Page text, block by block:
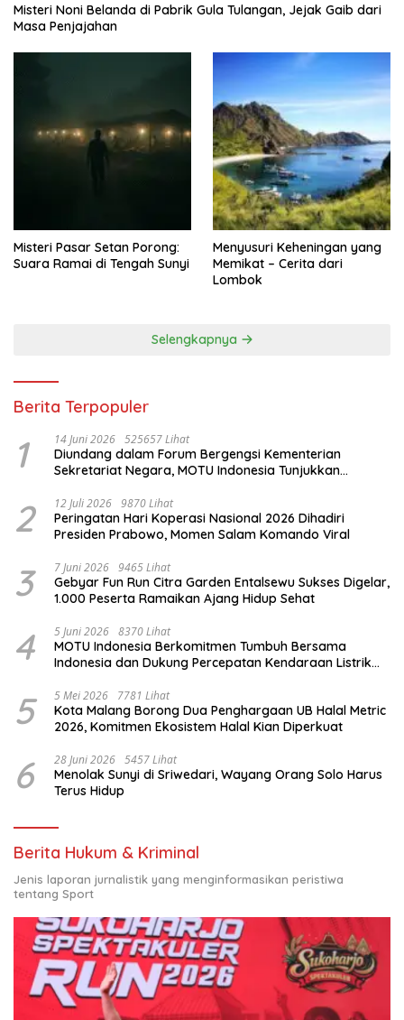
Misteri Noni Belanda di Pabrik Gula Tulangan, Jejak Gaib dari
Masa Penjajahan
Misteri Pasar Setan Porong:
Suara Ramai di Tengah Sunyi
Menyusuri Keheningan yang
Memikat – Cerita dari
Lombok
Selengkapnya
Berita Terpopuler
1 14 Juni 2026 525657 Lihat
Diundang dalam Forum Bergengsi Kementerian
Sekretariat Negara, MOTU Indonesia Tunjukkan
2 12 Juli 2026 9870 Lihat
Peringatan Hari Koperasi Nasional 2026 Dihadiri
Presiden Prabowo, Momen Salam Komando Viral
3 7 Juni 2026 9465 Lihat
Gebyar Fun Run Citra Garden Entalsewu Sukses Digelar,
1.000 Peserta Ramaikan Ajang Hidup Sehat
4 5 Juni 2026 8370 Lihat
MOTU Indonesia Berkomitmen Tumbuh Bersama
Indonesia dan Dukung Percepatan Kendaraan Listrik
5 5 Mei 2026 7781 Lihat
Kota Malang Borong Dua Penghargaan UB Halal Metric
2026, Komitmen Ekosistem Halal Kian Diperkuat
6 28 Juni 2026 5457 Lihat
Menolak Sunyi di Sriwedari, Wayang Orang Solo Harus
Terus Hidup
Berita Hukum & Kriminal
Jenis laporan jurnalistik yang menginformasikan peristiwa
tentang Sport